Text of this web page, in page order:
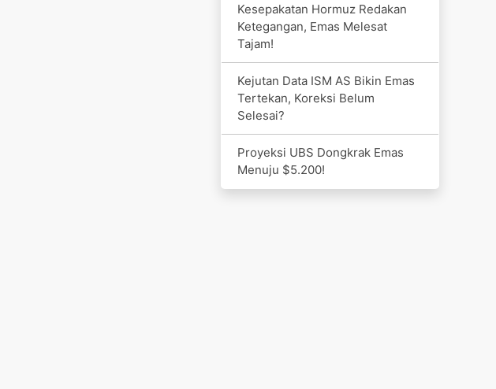
Kesepakatan Hormuz Redakan
Ketegangan, Emas Melesat
Tajam!
Kejutan Data ISM AS Bikin Emas
Tertekan, Koreksi Belum
Selesai?
Proyeksi UBS Dongkrak Emas
Menuju $5.200!